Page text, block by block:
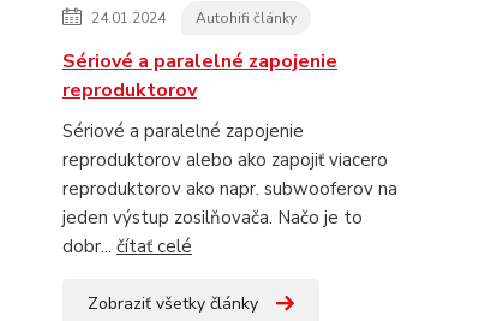
24.01.2024 Autohifi články
Sériové a paralelné zapojenie
reproduktorov
Sériové a paralelné zapojenie
reproduktorov alebo ako zapojiť viacero
reproduktorov ako napr. subwooferov na
jeden výstup zosilňovača. Načo je to
dobr... čítať celé
Zobraziť všetky články